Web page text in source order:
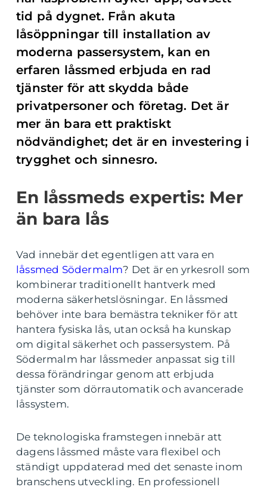
tid på dygnet. Från akuta
låsöppningar till installation av
moderna passersystem, kan en
erfaren låssmed erbjuda en rad
tjänster för att skydda både
privatpersoner och företag. Det är
mer än bara ett praktiskt
nödvändighet; det är en investering i
trygghet och sinnesro.
En låssmeds expertis: Mer
än bara lås
Vad innebär det egentligen att vara en
låssmed Södermalm? Det är en yrkesroll som
kombinerar traditionellt hantverk med
moderna säkerhetslösningar. En låssmed
behöver inte bara bemästra tekniker för att
hantera fysiska lås, utan också ha kunskap
om digital säkerhet och passersystem. På
Södermalm har låssmeder anpassat sig till
dessa förändringar genom att erbjuda
tjänster som dörrautomatik och avancerade
låssystem.
De teknologiska framstegen innebär att
dagens låssmed måste vara flexibel och
ständigt uppdaterad med det senaste inom
branschens utveckling. En professionell